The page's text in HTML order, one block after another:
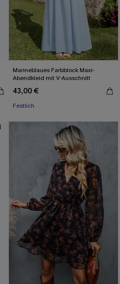
Marineblaues Farbblock Maxi-
Abendkleid mit V-Ausschnitt
43,00 €
Festlich